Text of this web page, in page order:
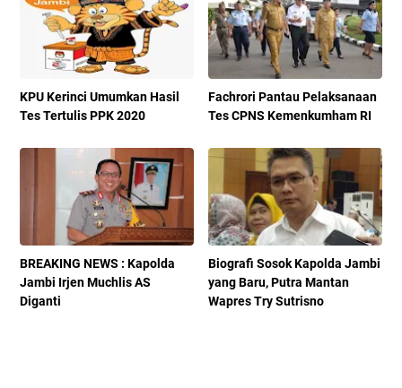
KPU Kerinci Umumkan Hasil
Tes Tertulis PPK 2020
Fachrori Pantau Pelaksanaan
Tes CPNS Kemenkumham RI
BREAKING NEWS : Kapolda
Jambi Irjen Muchlis AS
Diganti
Biografi Sosok Kapolda Jambi
yang Baru, Putra Mantan
Wapres Try Sutrisno